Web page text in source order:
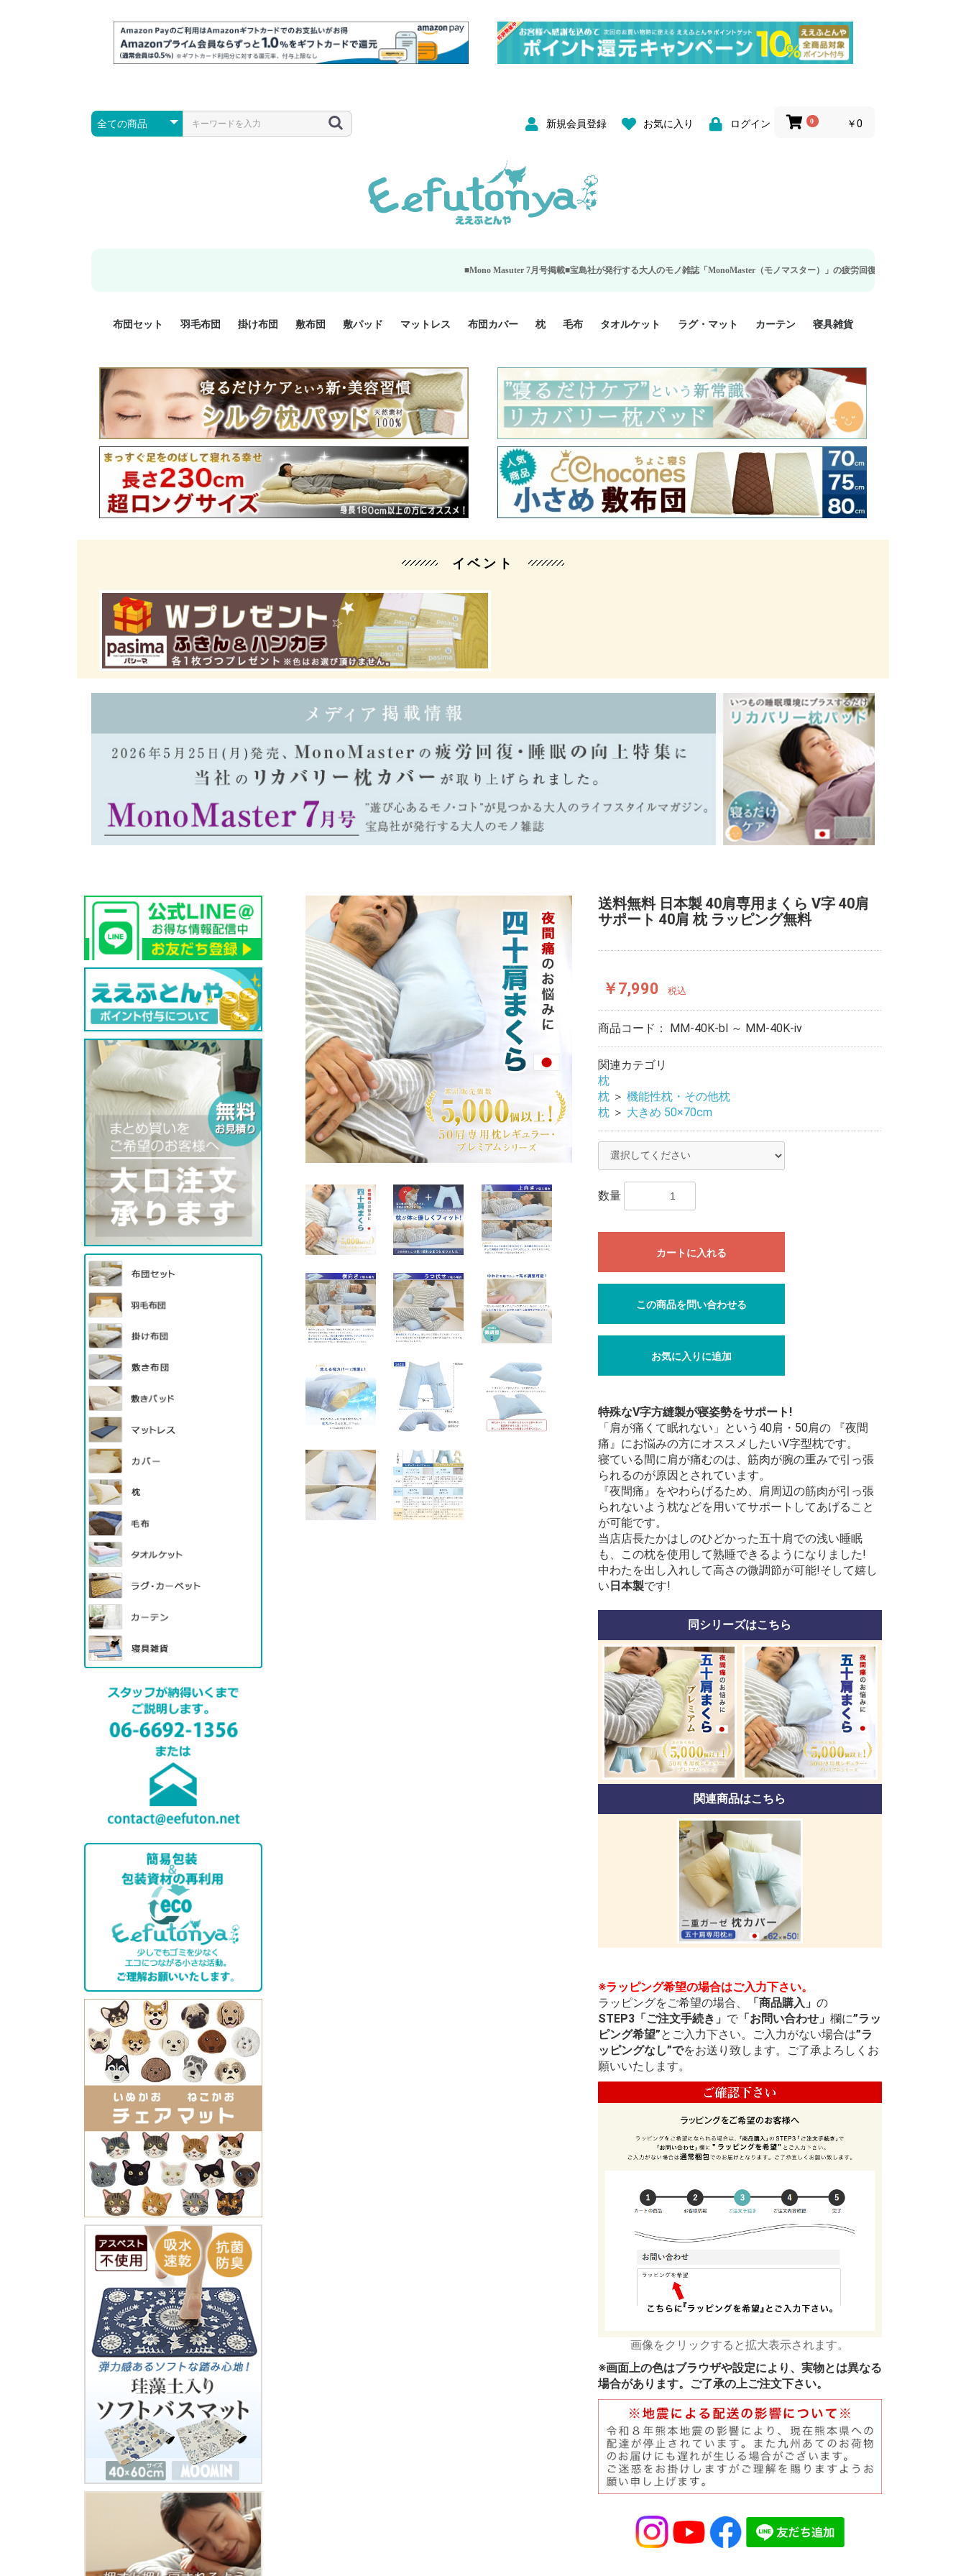
新規会員登録 お気に入り ログイン 0 ￥0
■Mono Masuter 7月号掲載■宝島社が発行する大人のモノ雑誌「MonoMaster（モノマスター）」の疲労回復・睡眠の向上特集に当社のリカバリー枕
布団セット
羽毛布団セット 2点セット
3点セット
4点セット
5点セット
6点セット
エクセルゴールド
ロイヤルゴールド
マザーダックダウン
小さい布団セット
大きい布団セット
掛け布団セット 2点セット
3点セット
4点セット
6点セット
敷布団セット 2点セット
3点セット
羽毛布団
プレミアムゴールド
ロイヤルゴールド
エクセルゴールド
ニューゴールド
マザーダックダウン
マザーグースダウン
スーパーロングサイズ
洗える羽毛布団
肌掛け布団
掛け布団
防ダニ掛け布団
洗える掛け布団
小さい掛け布団
大きい掛け布団
肌掛け布団
敷布団
防ダニ敷布団
小さい敷布団 70cm幅 ミニシングル
75cm幅 ショートセミシ
ングル
80cm幅 セミシングル
大きい敷布団
機能性敷布団
敷パッド
シングルサイズ敷パッド
小さい敷パッド
大きい敷パッド
シルク敷パッド
枕パッド
シルク枕パッド
除湿シート
接触冷感パッド
暖かパッド
ガーゼケット
オーガニックコットン
ベッドパッド
パッドセット
マットレス 布団カバー
掛け布団カバー ジュニア 掛け布団カバー
シングル 掛け布団カバー
シングルロング 掛け布団
カバー
セミダブル 掛け布団カバ
ー
ダブル 掛け布団カバー
ダブルロング 掛け布団カ
バー
クィーン 掛け布団カバー
暖か 掛け布団カバー
敷布団カバー ジュニア 敷布団カバー
セミシングル 敷布団カバ
ー
シングル 敷布団カバー
シングルロング 敷布団カ
バー
ダブル 敷布団カバー
枕カバー 35x50cm 枕カバー
43x63cm 枕カバー
50x70cm 枕カバー
シルク 枕カバー
BOXシーツ シングル BOXシーツ
シングルロング BOXシー
ツ
セミダブル BOXシーツ
ダブル BOXシーツ
スーパーロング BOXシー
ツ
防ダニカバー
クッションカバー
オーガニックコットン
カバーセット カバー2点セット
カバー3点セット
枕
小さめ 35×50cm
やや小さめ 35×55cm
普通 43×63cm
大きめ 50×70cm
パイプ枕
高反発枕
低反発枕
機能性枕・その他枕
毛布 タオルケット
ハーフサイズ
シングルサイズ
セミダブルサイズ
ダブルサイズ
接触冷感
天然素材 綿100%
ラグ・マット カーテン
既成カーテンのサイズ
遮光カーテン
レース・シアーカーテン
Disney ディズニーカーテ
ン
MOOMIN ムーミンカーテ
ン
PEANUTS ピーナツカー
テン (SNOOPY スヌーピ
ー)
寝具雑貨
美容・化粧品
シルク寝具・雑貨
HURONテクノロジー リ
カバリー寝具
ソファカバー
ひざ掛け
パジャマ
クッション
玄関・フロアーマット
ペット用ベッド
インテリア
その他寝具雑貨
イベント
送料無料 日本製 40肩専用まくら V字 40肩
サポート 40肩 枕 ラッピング無料
￥7,990 税込
商品コード： MM-40K-bl ～ MM-40K-iv
関連カテゴリ
枕
枕 ＞ 機能性枕・その他枕
枕 ＞ 大きめ 50×70cm
数量
カートに入れる
この商品を問い合わせる
お気に入りに追加
特殊なV字方縫製が寝姿勢をサポート!
「肩が痛くて眠れない」という40肩・50肩の 『夜間
痛』にお悩みの方にオススメしたいV字型枕です。
寝ている間に肩が痛むのは、筋肉が腕の重みで引っ張
られるのが原因とされています。
『夜間痛』をやわらげるため、肩周辺の筋肉が引っ張
られないよう枕などを用いてサポートしてあげること
が可能です。
当店店長たかはしのひどかった五十肩での浅い睡眠
も、この枕を使用して熟睡できるようになりました!
中わたを出し入れして高さの微調節が可能!そして嬉し
い 日本製です!
同シリーズはこちら
関連商品はこちら
※ラッピング希望の場合はご入力下さい。
ラッピングをご希望の場合、
「商品購入」 の
STEP3「ご注文手続き」 で「お問い合わせ」 欄に”ラッ
ピング希望”とご入力下さい。ご入力がない場合は”ラ
ッピングなし”でをお送り致します。ご了承よろしくお
願いいたします。
画像をクリックすると拡大表示されます。
※画面上の色はブラウザや設定により、実物とは異なる
場合があります。ご了承の上ご注文下さい。